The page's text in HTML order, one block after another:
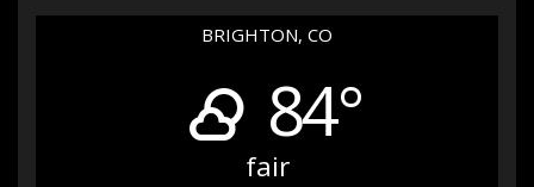
BRIGHTON, CO
84°
fair